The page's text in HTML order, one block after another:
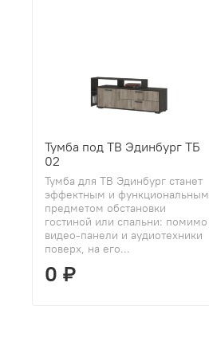
Тумба под ТВ Эдинбург ТБ
02
Тумба для ТВ Эдинбург станет
эффектным и функциональным
предметом обстановки
гостиной или спальни: помимо
видео-панели и аудиотехники
поверх, на его...
0 ₽